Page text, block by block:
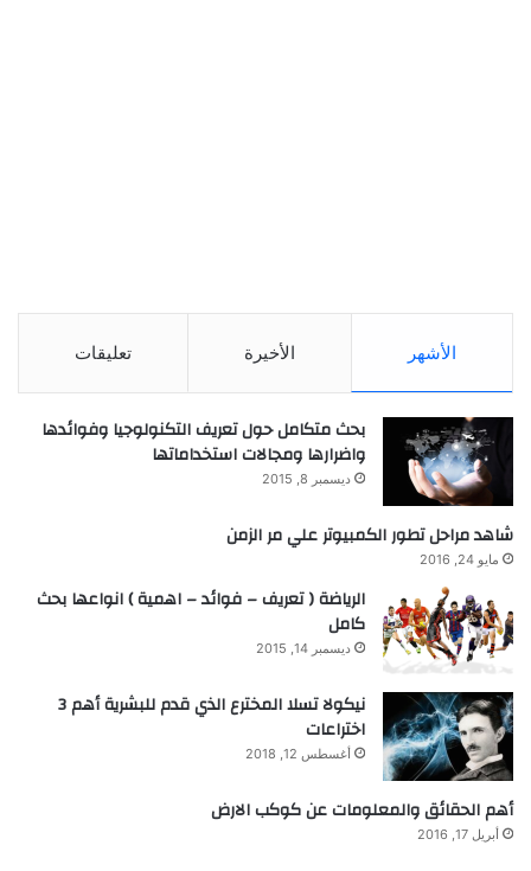
الأشهر الأخيرة تعليقات
بحث متكامل حول تعريف التكنولوجيا وفوائدها
واضرارها ومجالات استخداماتها
ديسمبر 8, 2015
شاهد مراحل تطور الكمبيوتر علي مر الزمن
مايو 24, 2016
الرياضة ( تعريف – فوائد – اهمية ) انواعها بحث
كامل
ديسمبر 14, 2015
نيكولا تسلا المخترع الذي قدم للبشرية أهم 3
اختراعات
أغسطس 12, 2018
أهم الحقائق والمعلومات عن كوكب الارض
أبريل 17, 2016